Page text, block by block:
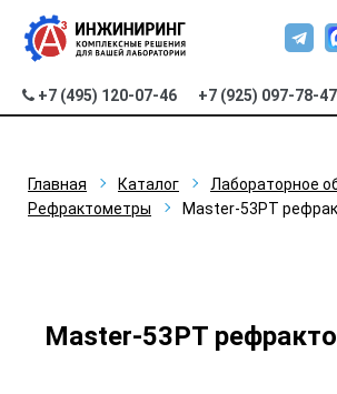
+7 (495) 120-07-46 +7 (925) 097-78-47
Главная Каталог
Лабораторное
Рефрактометры
Master-53PT
Master-53PT